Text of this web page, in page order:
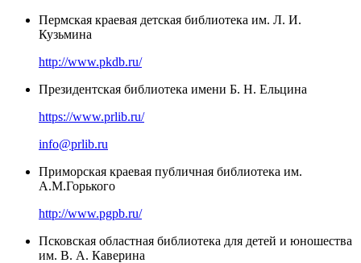
Пермская краевая детская библиотека им. Л. И.
Кузьмина
http://www.pkdb.ru/
Президентская библиотека имени Б. Н. Ельцина
https://www.prlib.ru/
info@prlib.ru
Приморская краевая публичная библиотека им.
А.М.Горького
http://www.pgpb.ru/
Псковская областная библиотека для детей и юношества
им. В. А. Каверина